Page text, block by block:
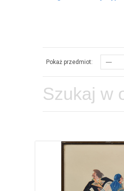
Pokaż przedmiot: